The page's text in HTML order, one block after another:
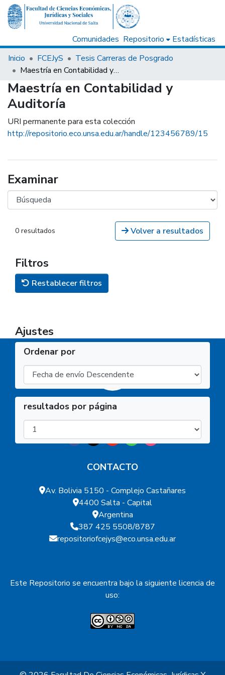
Comunidades Repositorio
Estadísticas
Inicio
FCEJyS
Tesis Carreras de Posgrado
Maestría en Contabilidad y Auditoría
Maestría en Contabilidad y
Auditoría
URI permanente para esta colección
http://repositorio.eco.unsa.edu.ar/handle/123456789/15
Examinar
0 resultados Volver a resultados
Filtros
Restablecer filtros
Ajustes
Ordenar por
resultados por página
Facultad de Ciencias Económicas, Jurídicas y Sociales -
UNSa
CONTACTO
Av. Bolivia 5150 - Complejo Castañares
4400 Salta - Capital
Argentina
387 425 5508/8787
repositoriofcejys@eco.unsa.edu.ar
Este Repositorio se encuentra bajo la siguiente licencia de
uso: